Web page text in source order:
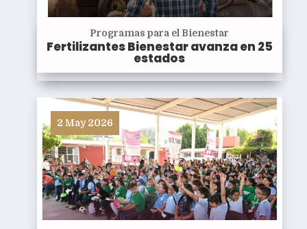
Programas para el Bienestar
Fertilizantes Bienestar avanza en 25
estados
2 May 2026